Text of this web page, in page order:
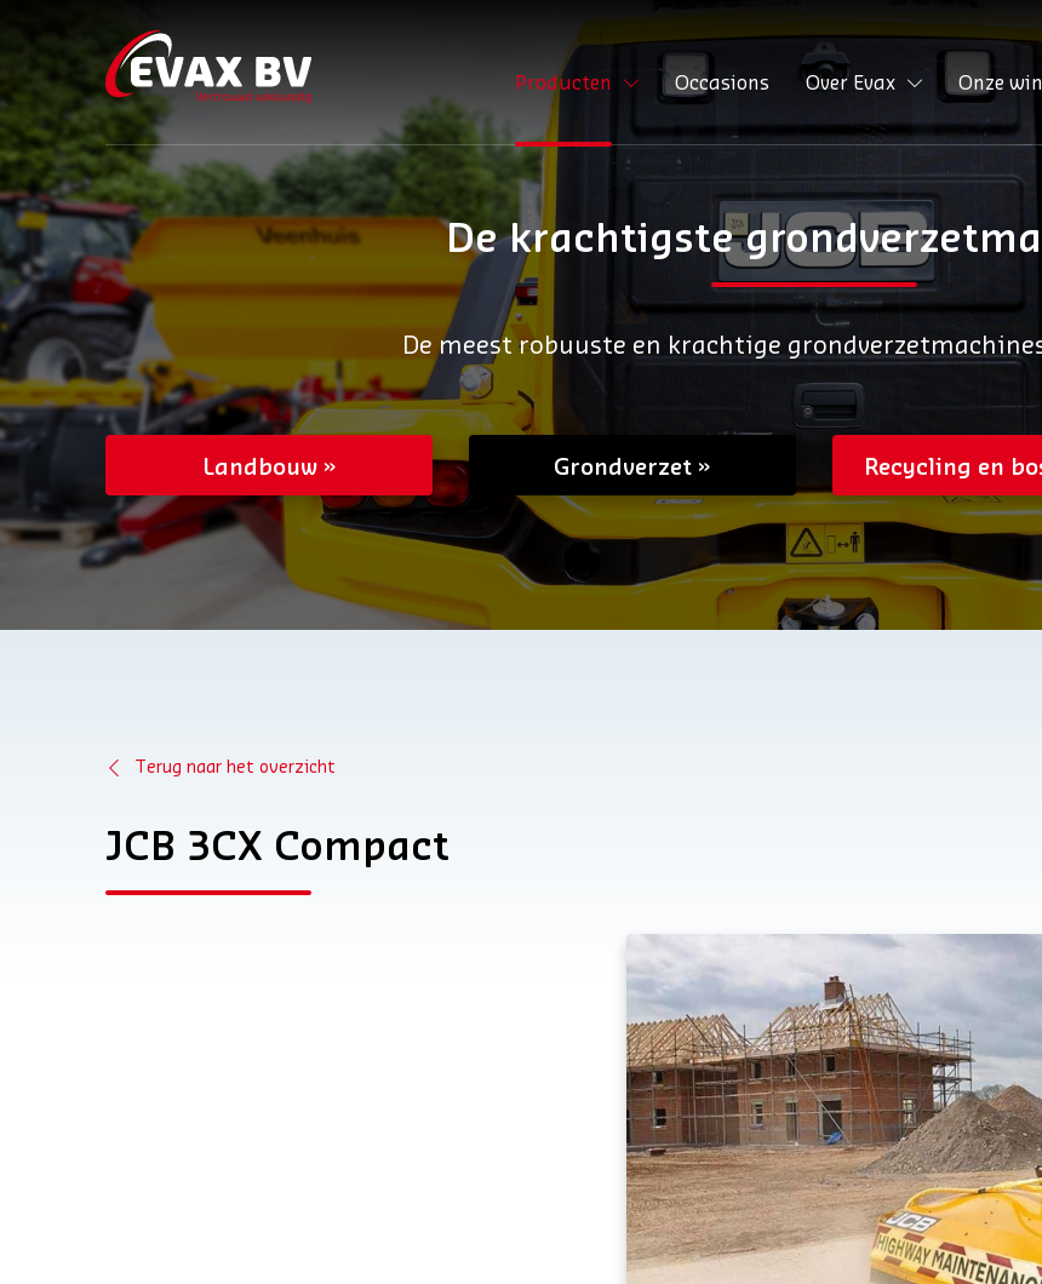
Producten Occasions Over Evax Onze
De krachtigste
De meest robuuste en krachtige
Landbouw Grondverzet Recycling en
Terug naar het overzicht
JCB 3CX Compact